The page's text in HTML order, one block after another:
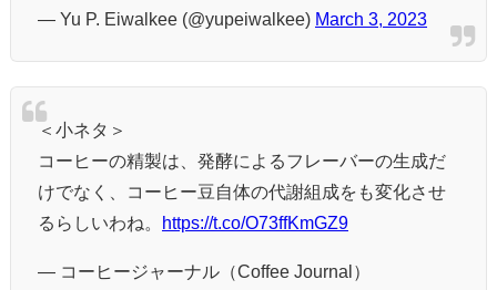
— Yu P. Eiwalkee (@yupeiwalkee) March 3, 2023
＜小ネタ＞
コーヒーの精製は、発酵によるフレーバーの生成だ
けでなく、コーヒー豆自体の代謝組成をも変化させ
るらしいわね。
https://t.co/O73ffKmGZ9
— コーヒージャーナル（Coffee Journal）